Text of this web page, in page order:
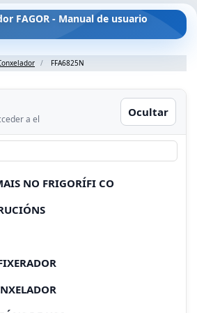
FAGOR - Manual de usuario
FFA6825N
a el
Ocultar
NO FRIGORÍFI CO